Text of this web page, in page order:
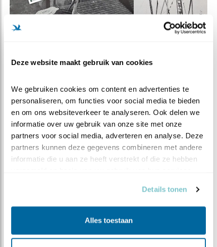
Deze website maakt gebruik van cookies
We gebruiken cookies om content en advertenties te
personaliseren, om functies voor social media te bieden
en om ons websiteverkeer te analyseren. Ook delen we
informatie over uw gebruik van onze site met onze
partners voor social media, adverteren en analyse. Deze
partners kunnen deze gegevens combineren met andere
informatie die u aan ze heeft verstrekt of die ze hebben
Details tonen
Alles toestaan
STORK, de Engelse naam voor een echte
Nederlandse vogel: de ooievaar. STORK is een
voor de ooievaars in Nederland. In de jaren zestig
pesticiden zoals DDT. Om de ooievaar te laten
terugkeren, hebben vele vrijwilligers en